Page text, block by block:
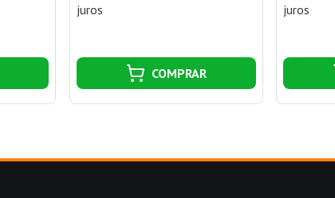
juros
COMPRAR
juros